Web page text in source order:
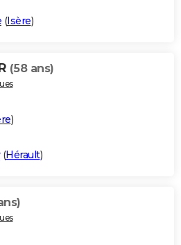
(Isère)
(58 ans)
)
(Hérault)